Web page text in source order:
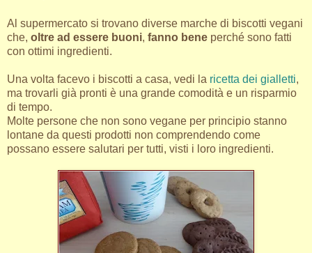
Al supermercato si trovano diverse marche di biscotti vegani
che, oltre ad essere buoni, fanno bene perché sono fatti
con ottimi ingredienti.
Una volta facevo i biscotti a casa, vedi la ricetta dei gialletti,
ma trovarli già pronti è una grande comodità e un risparmio
di tempo.
Molte persone che non sono vegane per principio stanno
lontane da questi prodotti non comprendendo come
possano essere salutari per tutti, visti i loro ingredienti.